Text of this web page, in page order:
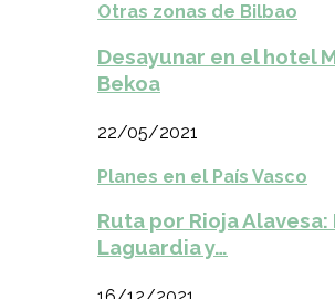
Otras zonas de Bilbao
Desayunar en el hotel
Bekoa
22/05/2021
Planes en el País Vasco
Ruta por Rioja Alavesa:
Laguardia y…